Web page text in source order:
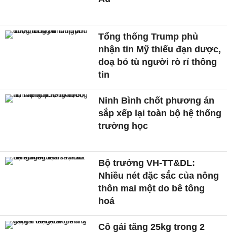
Tổng thống Trump phủ
nhận tin Mỹ thiếu đạn dược,
doạ bỏ tù người rò rỉ thông
tin
Ninh Bình chốt phương án
sắp xếp lại toàn bộ hệ thống
trường học
Bộ trưởng VH-TT&DL:
Nhiều nét đặc sắc của nông
thôn mai một do bê tông
hoá
Cô gái tăng 25kg trong 2